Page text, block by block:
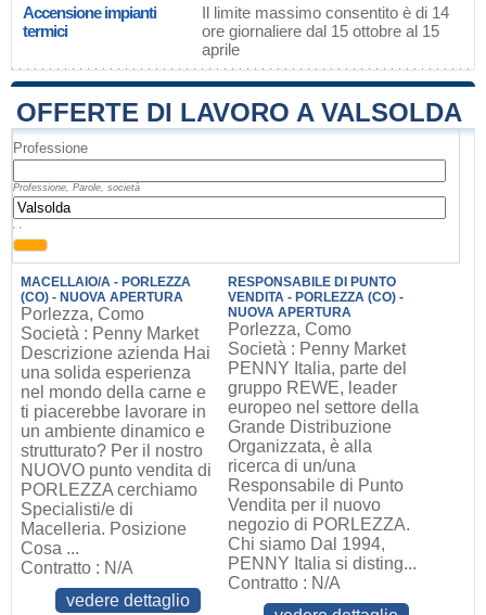
Accensione impianti
termici
Il limite massimo consentito è di 14
ore giornaliere dal 15 ottobre al 15
aprile
OFFERTE DI LAVORO A VALSOLDA
Professione
Professione, Parole, società
, ,
MACELLAIO/A - PORLEZZA
(CO) - NUOVA APERTURA
Porlezza, Como
Società : Penny Market
Descrizione azienda Hai
una solida esperienza
nel mondo della carne e
ti piacerebbe lavorare in
un ambiente dinamico e
strutturato? Per il nostro
NUOVO punto vendita di
PORLEZZA cerchiamo
Specialisti/e di
Macelleria. Posizione
Cosa ...
Contratto : N/A
vedere dettaglio
RESPONSABILE DI PUNTO
VENDITA - PORLEZZA (CO) -
NUOVA APERTURA
Porlezza, Como
Società : Penny Market
PENNY Italia, parte del
gruppo REWE, leader
europeo nel settore della
Grande Distribuzione
Organizzata, è alla
ricerca di un/una
Responsabile di Punto
Vendita per il nuovo
negozio di PORLEZZA.
Chi siamo Dal 1994,
PENNY Italia si disting...
Contratto : N/A